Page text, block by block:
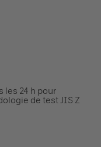
les 24 h pour
de test JIS Z